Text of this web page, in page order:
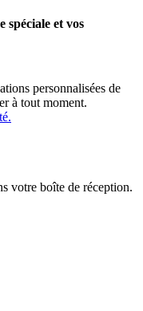
spéciale et vos
personnalisées de
à tout moment.
votre boîte de réception.